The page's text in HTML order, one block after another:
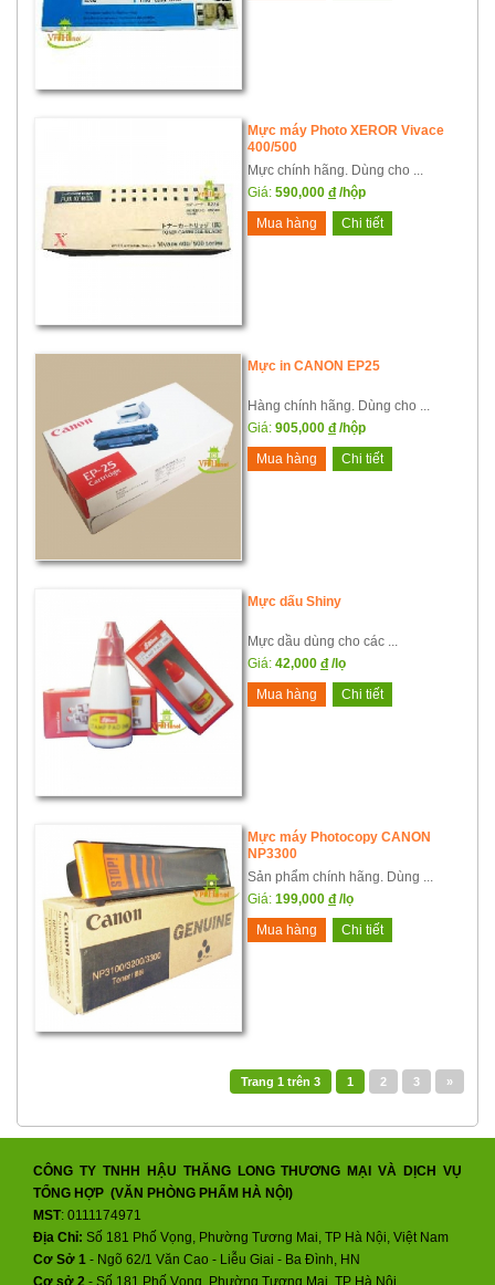
Mực máy Photo XEROR Vivace
400/500
Mực chính hãng. Dùng cho ...
Giá: 590,000 đ /hộp
Mua hàng
Chi tiết
Mực in CANON EP25
Hàng chính hãng. Dùng cho ...
Giá: 905,000 đ /hộp
Mua hàng
Chi tiết
Mực dấu Shiny
Mực dầu dùng cho các ...
Giá: 42,000 đ /lọ
Mua hàng
Chi tiết
Mực máy Photocopy CANON
NP3300
Sản phẩm chính hãng. Dùng ...
Giá: 199,000 đ /lọ
Mua hàng
Chi tiết
Trang 1 trên 3 1 2 3 »
CÔNG TY TNHH HẬU THĂNG LONG THƯƠNG MẠI VÀ DỊCH VỤ
TỔNG HỢP (VĂN PHÒNG PHẨM HÀ NỘI)
MST: 0111174971
Địa Chỉ: Số 181 Phố Vọng, Phường Tương Mai, TP Hà Nội, Việt Nam
Cơ Sở 1 - Ngõ 62/1 Văn Cao - Liễu Giai - Ba Đình, HN
Cơ sở 2 - Số 181 Phố Vọng, Phường Tương Mai, TP Hà Nội